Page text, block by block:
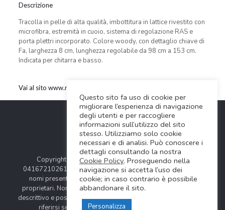
Descrizione
Tracolla in pelle di alta qualità, imbottitura in lattice rivestito con
microfibra, estremità in cuoio, sistema di regolazione RAS e
porta plettri incorporato. Colore woody, con dettaglio chiave di
Fa, larghezza 8 cm, lunghezza regolabile da 98 cm a 153 cm.
Indicata per chitarra e basso.
Vai al sito www.rightonstraps.com
Copyright © 2024 Soundwave Distribution Srl - P.I.
04167210261 |
COOKIES POLICY| Tutti i marchi, i prodotti e i
nomi presentati in questo sito sono registrati dai legittimi
proprietari. Nomi e caratteristiche sono citati solamente al fine
descrittivo e possono variare senza obbligo di preavviso, quindi
riferirsi sempre ai siti web dei rispettivi costruttori.
Questo sito fa uso di cookie per
migliorare l’esperienza di navigazione
degli utenti e per raccogliere
informazioni sull’utilizzo del sito
stesso. Utilizziamo solo cookie
necessari e di analisi. Può conoscere i
dettagli consultando la nostra
Cookie Policy. Proseguendo nella
navigazione si accetta l’uso dei
cookie; in caso contrario è possibile
abbandonare il sito.
Personalizza